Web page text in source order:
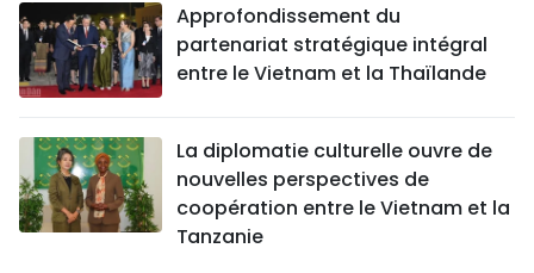
Approfondissement du
partenariat stratégique intégral
entre le Vietnam et la Thaïlande
La diplomatie culturelle ouvre de
nouvelles perspectives de
coopération entre le Vietnam et la
Tanzanie